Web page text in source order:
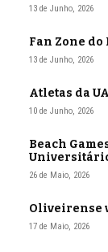
13 de Junho, 2026
Fan Zone do
13 de Junho, 2026
Atletas da
10 de Junho, 2026
Beach
26 de Maio, 2026
Oliveirense
17 de Maio, 2026